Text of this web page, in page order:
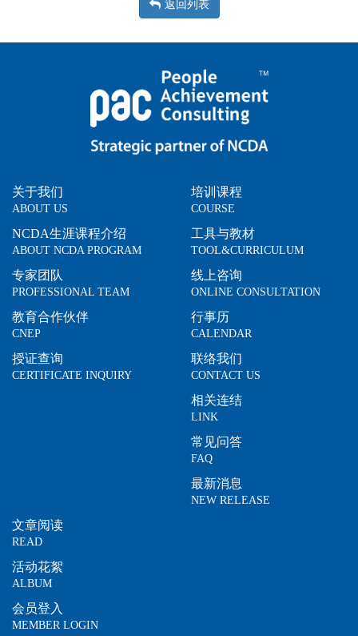
返回列表
关于我们
ABOUT US
NCDA生涯课程介绍
ABOUT NCDA PROGRAM
专家团队
PROFESSIONAL TEAM
教育合作伙伴
CNEP
授证查询
CERTIFICATE INQUIRY
培训课程
COURSE
工具与教材
TOOL&CURRICULUM
线上咨询
ONLINE CONSULTATION
行事历
CALENDAR
联络我们
CONTACT US
相关连结
LINK
常见问答
FAQ
最新消息
NEW RELEASE
文章阅读
READ
活动花絮
ALBUM
会员登入
MEMBER LOGIN